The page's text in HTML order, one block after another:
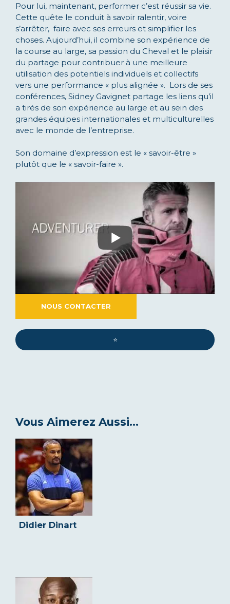
Pour lui, maintenant, performer c’est réussir sa vie.
Cette quête le conduit à savoir ralentir, voire
s’arrêter, faire avec ses erreurs et simplifier les
choses. Aujourd’hui, il combine son expérience de
la course au large, sa passion du Cheval et le plaisir
du partage pour contribuer à une meilleure
utilisation des potentiels individuels et collectifs
vers une performance « plus alignée ». Lors de ses
conférences, Sidney Gavignet partage les liens qu’il
a tirés de son expérience au large et au sein des
grandes équipes internationales et multiculturelles
avec le monde de l’entreprise.
Son domaine d’expression est le « savoir-être »
plutôt que le « savoir-faire ».
NOUS CONTACTER
⭐️
Vous Aimerez Aussi...
Didier Dinart